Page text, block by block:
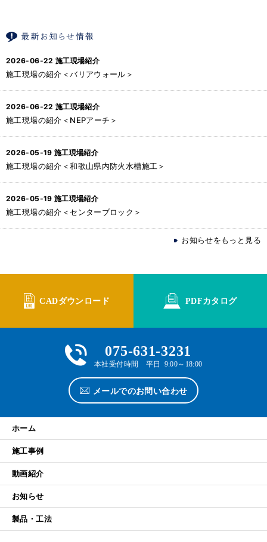
2026-06-22 施工現場紹介
施工現場の紹介＜バリアウォール＞
2026-06-22 施工現場紹介
施工現場の紹介＜NEPアーチ＞
2026-05-19 施工現場紹介
施工現場の紹介＜和歌山県内防火水槽施工＞
2026-05-19 施工現場紹介
施工現場の紹介＜センターブロック＞
お知らせをもっと見る
CADダウンロード PDFカタログ
075-631-3231
本社受付時間 平日 9:00～18:00
メールでのお問い合わせ
ホーム
施工事例
動画紹介
お知らせ
製品・工法